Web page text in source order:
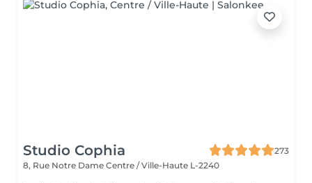
Studio Cophia
273
8, Rue Notre Dame Centre / Ville-Haute L-2240